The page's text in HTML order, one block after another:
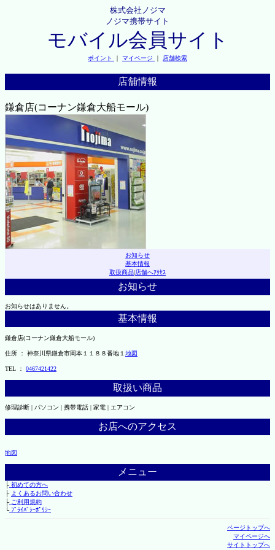
株式会社ノジマ
ノジマ携帯サイト
モバイル会員サイト
ポイント ｜ マイページ ｜ 店舗検索
店舗情報
鎌倉店(コーナン鎌倉大船モール)
お知らせ
基本情報
取扱商品|店舗へｱｸｾｽ
お知らせ
お知らせはありません。
基本情報
鎌倉店(コーナン鎌倉大船モール)
住所 ： 神奈川県鎌倉市岡本１１８８番地１ 地図
TEL ： 0467421422
取扱い商品
修理診断 | パソコン | 携帯電話 | 家電 | エアコン
お店へのアクセス
地図
メニュー
├初めての方へ
├ よくあるお問い合わせ
├ご利用規約
└ﾌﾟﾗｲﾊﾞｼｰﾎﾟﾘｼｰ
ページトップへ
マイページへ
サイトトップへ